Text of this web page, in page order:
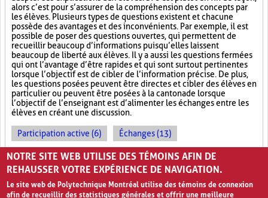
alors c’est pour s’assurer de la compréhension des concepts par
les élèves. Plusieurs types de questions existent et chacune
possède des avantages et des inconvénients. Par exemple, il est
possible de poser des questions ouvertes, qui permettent de
recueillir beaucoup d’informations puisqu’elles laissent
beaucoup de liberté aux élèves. Il y a aussi les questions fermées
qui ont l’avantage d’être rapides et qui sont surtout pertinentes
lorsque l’objectif est de cibler de l’information précise. De plus,
les questions posées peuvent être directes et cibler des élèves en
particulier ou peuvent être posées à la cantonade lorsque
l’objectif de l’enseignant est d’alimenter les échanges entre les
élèves en créant une discussion.
Participation active (6) Échanges (13)
Enseignement magistral (5) Réflexion individuelle (31)
NOTRE SITE WEB UTILISE DES TÉMOINS AFIN DE
REHAUSSER VOTRE EXPÉRIENCE DE NAVIGATION.
Le site web de Polytechnique Montréal utilise des témoins de connexion
afin de recueillir des statistiques générales et offrir une meilleure